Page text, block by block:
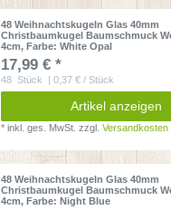
48 Weihnachtskugeln Glas 40mm
Christbaumkugel Baumschmuck
4cm, Farbe: White Opal
17,99 € *
48 Stück | 0,37 € / Stück
Artikel anzeigen
*inkl. ges. MwSt. zzgl.Versandkosten
48 Weihnachtskugeln Glas 40mm
Christbaumkugel Baumschmuck
4cm, Farbe: Night Blue